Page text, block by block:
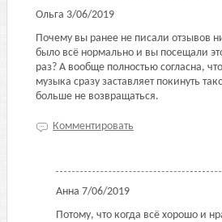
Ольга 3/06/2019
Почему вы ранее не писали отзывов
было всё нормально и вы посещали
раз? А вообще полностью согласна,
музыка сразу заставляет покинуть
больше не возвращаться.
Комментировать
Анна 7/06/2019
Потому, что когда всё хорошо и